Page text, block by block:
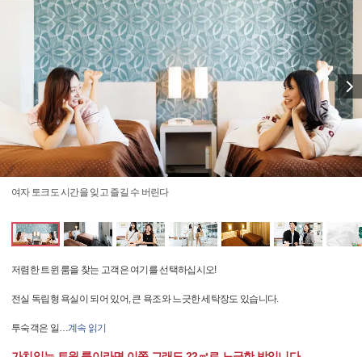
여자 토크도 시간을 잊고 즐길 수 버린다
저렴한 트윈 룸을 찾는 고객은 여기를 선택하십시오!
전실 독립형 욕실이 되어 있어, 큰 욕조와 느긋한 세탁장도 있습니다.
투숙객은 일…계속 읽기